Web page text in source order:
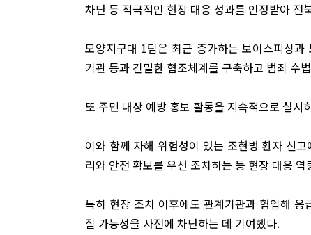
차단 등 적극적인 현장 대응 성과를 인정받아 전
모양지구대 1팀은 최근 증가하는 보이스피싱
기관 등과 긴밀한 협조체계를 구축하고 범죄 수
또 주민 대상 예방 홍보 활동을 지속적으로 실
이와 함께 자해 위험성이 있는 조현병 환자 신
리와 안전 확보를 우선 조치하는 등 현장 대응 역
특히 현장 조치 이후에도 관계기관과 협업해
질 가능성을 사전에 차단하는 데 기여했다.